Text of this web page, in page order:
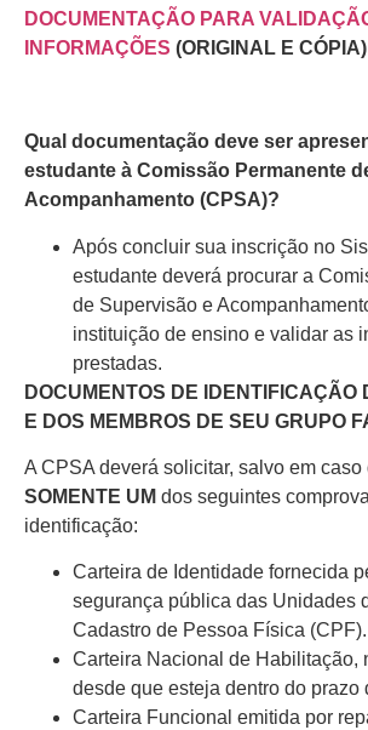
DOCUMENTAÇÃO PARA
INFORMAÇÕES (ORIGINAL E CÓPIA)
Qual documentação deve ser
estudante à Comissão Permanente
Acompanhamento (CPSA)?
Após concluir sua inscrição no
estudante deverá procurar a
de Supervisão e
instituição de ensino e validar as
prestadas.
DOCUMENTOS DE IDENTIFICAÇÃO
E DOS MEMBROS DE SEU GRUPO
A CPSA deverá solicitar, salvo em caso
SOMENTE UM dos seguintes
identificação:
Carteira de Identidade fornecida
segurança pública das Unidades
Cadastro de Pessoa Física (CPF).
Carteira Nacional de Habilitação,
desde que esteja dentro do prazo
Carteira Funcional emitida por